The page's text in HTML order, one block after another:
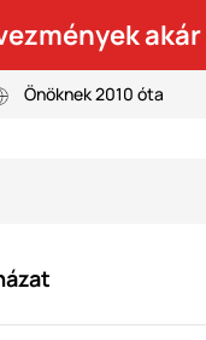
Önöknek 2010 óta